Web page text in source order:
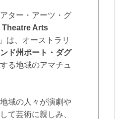
ター・アーツ・グ
Theatre Arts
は、オーストラリ
ド州ポート・ダグ
る地域のアマチュ
域の人々が演劇や
て芸術に親しみ、